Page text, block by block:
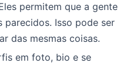
permitem que a gente
parecidos. Isso pode ser
das mesmas coisas.
em foto, bio e se